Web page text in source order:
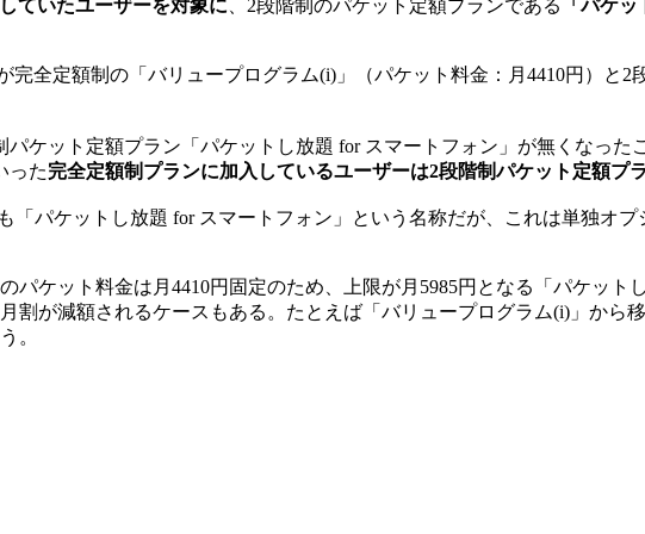
ていたユーザーを対象に 、2段階制のパケット定額プランである
「パケ
全定額制の「バリュープログラム(i)」（パケット料金：月4410円）と2
ケット定額プラン「パケットし放題 for スマートフォン」が無くなった
った完全定額制プランに加入しているユーザーは2段階制パケット定額プ
パケットし放題 for スマートフォン」という名称だが、これは単独オ
ケット料金は月4410円固定のため、上限が月5985円となる「パケット
割が減額されるケースもある。たとえば「バリュープログラム(i)」から
。